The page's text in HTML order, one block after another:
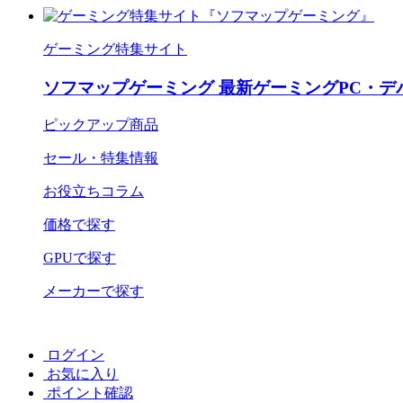
ゲーミング特集サイト
ソフマップゲーミング 最新ゲーミングPC・デ
ピックアップ商品
セール・特集情報
お役立ちコラム
価格で探す
GPUで探す
メーカーで探す
ログイン
お気に入り
ポイント確認